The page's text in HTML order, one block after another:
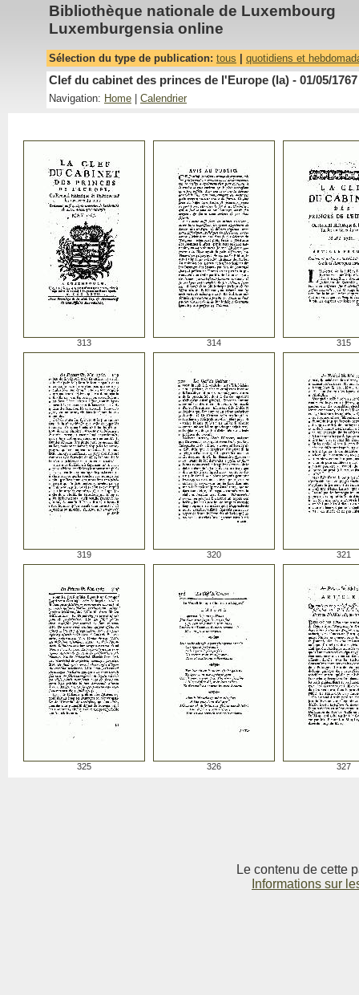
Bibliothèque nationale de Luxembourg
Luxemburgensia online
Sélection du type de publication: tous quotidiens et
Clef du cabinet des princes de l'Europe (la) - 01/05/1767
Navigation: Home Calendrier
313 314 315
319 320 321
325 326 327
Le contenu de cette
Informations sur